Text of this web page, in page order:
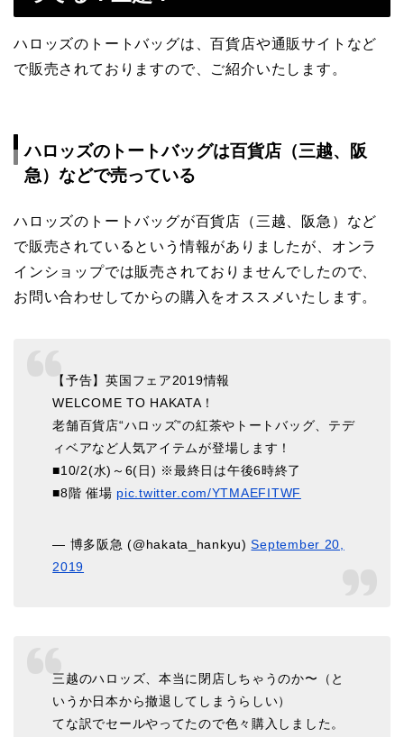
ハロッズのトートバッグは、百貨店や通販サイトなど
で販売されておりますので、ご紹介いたします。
ハロッズのトートバッグは百貨店（三越、阪
急）などで売っている
ハロッズのトートバッグが百貨店（三越、阪急）など
で販売されているという情報がありましたが、オンラ
インショップでは販売されておりませんでしたので、
お問い合わせしてからの購入をオススメいたします。
【予告】英国フェア2019情報
WELCOME TO HAKATA！
老舗百貨店“ハロッズ”の紅茶やトートバッグ、テデ
ィベアなど人気アイテムが登場します！
■10/2(水)～6(日) ※最終日は午後6時終了
■8階 催場 pic.twitter.com/YTMAEFITWF
— 博多阪急 (@hakata_hankyu)September 20,
2019
三越のハロッズ、本当に閉店しちゃうのか〜（と
いうか日本から撤退してしまうらしい）
てな訳でセールやってたので色々購入しました。